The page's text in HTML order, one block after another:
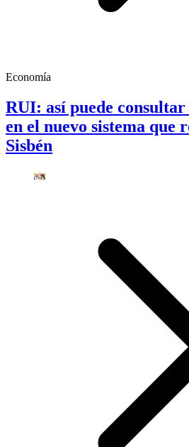
Economía
RUI: así puede
en el nuevo sistema que
Sisbén